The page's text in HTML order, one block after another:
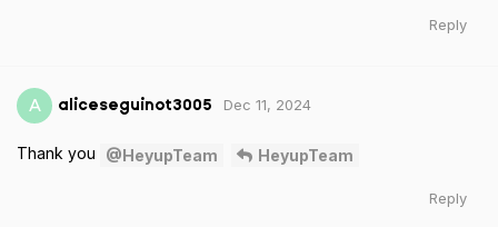
Reply
A aliceseguinot3005 Dec 11, 2024
Thank you @HeyupTeam HeyupTeam
Reply